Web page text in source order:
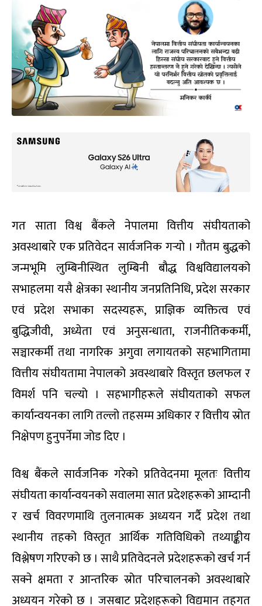
गत साता विश्व बैंकले नेपालमा वित्तीय संघीयताको
अवस्थाबारे एक प्रतिवेदन सार्वजनिक गर्‍यो । गौतम बुद्धको
जन्मभूमि लुम्बिनीस्थित लुम्बिनी बौद्ध विश्वविद्यालयको
सभाहलमा यसै क्षेत्रका स्थानीय जनप्रतिनिधि, प्रदेश सरकार
एवं प्रदेश सभाका सदस्यहरू, प्राज्ञिक व्यक्तित्व एवं
बुद्धिजीवी, अध्येता एवं अनुसन्धाता, राजनीतिककर्मी,
सञ्चारकर्मी तथा नागरिक अगुवा लगायतको सहभागितामा
वित्तीय संघीयतामा नेपालको अवस्थाबारे विस्तृत छलफल र
विमर्श पनि चल्यो । सहभागीहरूले संघीयताको सफल
कार्यान्वयनका लागि तल्लो तहसम्म अधिकार र वित्तीय स्रोत
निक्षेपण हुनुपर्नेमा जोड दिए ।
विश्व बैंकले सार्वजनिक गरेको प्रतिवेदनमा मूलतः वित्तीय
संघीयता कार्यान्वयनको सवालमा सात प्रदेशहरूको आम्दानी
र खर्च विवरणमाथि तुलनात्मक अध्ययन गर्दै प्रदेश तथा
स्थानीय तहको विस्तृत आर्थिक गतिविधिको तथ्याङ्कीय
विश्लेषण गरिएको छ । साथै प्रतिवेदनले प्रदेशहरूको खर्च गर्न
सक्ने क्षमता र आन्तरिक स्रोत परिचालनको अवस्थाबारे
अध्ययन गरेको छ । जसबाट प्रदेशहरूको विद्यमान तहगत